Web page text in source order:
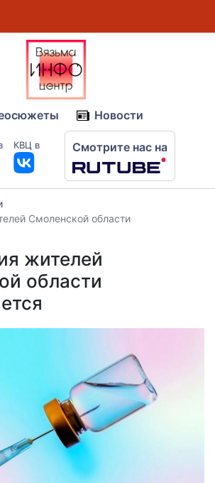
Новости
КВЦ в Смотрите нас на
Смоленской области
жителей
области